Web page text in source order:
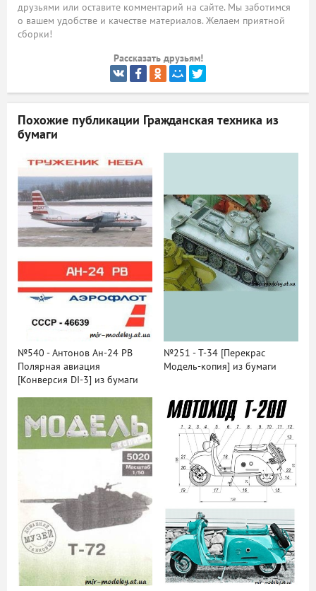
друзьями или оставите комментарий на сайте. Мы заботимся
о вашем удобстве и качестве материалов. Желаем приятной
сборки!
Рассказать друзьям!
Похожие публикации Гражданская техника из
бумаги
№540 - Антонов Ан-24 РВ
Полярная авиация
[Конверсия DI-3] из бумаги
№251 - Т-34 [Перекрас
Модель-копия] из бумаги